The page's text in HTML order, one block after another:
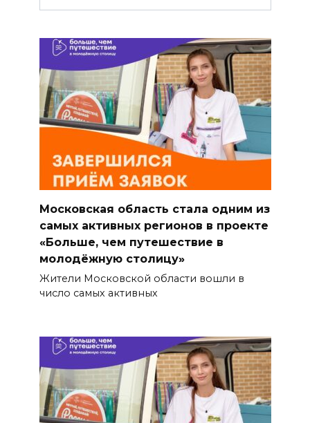
Московская область стала одним из
самых активных регионов в проекте
«Больше, чем путешествие в
молодёжную столицу»
Жители Московской области вошли в
число самых активных